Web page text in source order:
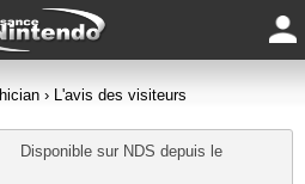
› L'avis des visiteurs
Disponible sur NDS depuis le